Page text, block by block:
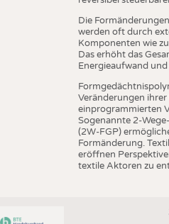
Die
werden oft durch
Komponenten wie
Das erhöht das
Energieaufwand
Veränderungen
einprogrammierten
Sogenannte 2-
(2W-FGP)
Formänderung.
eröffnen
textile Aktoren zu